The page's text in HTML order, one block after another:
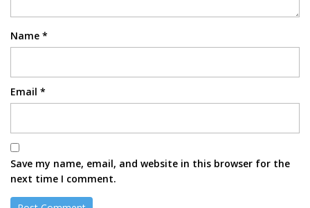
Name *
Email *
Save my name, email, and website in this browser for the
next time I comment.